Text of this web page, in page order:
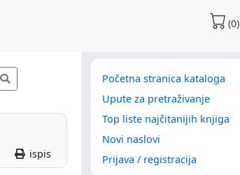
(0)
ispis
Početna stranica kataloga
Upute za pretraživanje
Top liste najčitanijih knjiga
Novi naslovi
Prijava / registracija